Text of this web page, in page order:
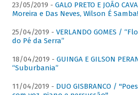
23/05/2019 - GALO PRETO E JOÃO
Moreira e Das Neves, Wilson É Samba!
25/04/2019 - VERLANDO GOMES /
do Pé da Serra”
18/04/2019 - GUINGA E GILSON
“Suburbania”
11/04/2019 - DUO GISBRANCO /